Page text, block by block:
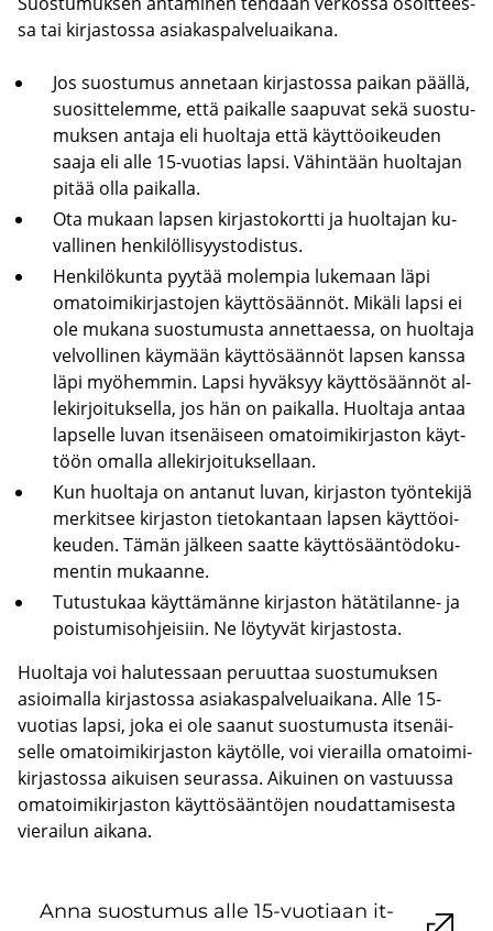
sa tai kir­jas­tos­sa asia­kas­pal­ve­luai­ka­na.
Jos suos­tu­mus an­ne­taan kir­jas­tos­sa pai­kan pääl­lä,
suo­sit­te­lem­me, että pai­kal­le saa­pu­vat sekä suos­tu­
muk­sen an­ta­ja eli huol­ta­ja että käyt­tö­oi­keu­den
saaja eli alle 15-​vuotias lapsi. Vä­hin­tään huol­ta­jan
pitää olla pai­kal­la.
Ota mu­kaan lap­sen kir­jas­to­kort­ti ja huol­ta­jan ku­
val­li­nen hen­ki­löl­li­syys­to­dis­tus.
Hen­ki­lö­kun­ta pyy­tää mo­lem­pia lu­ke­maan läpi
oma­toi­mi­kir­jas­to­jen käyt­tö­sään­nöt. Mi­kä­li lapsi ei
ole mu­ka­na suos­tu­mus­ta an­net­taes­sa, on huol­ta­ja
vel­vol­li­nen käy­mään käyt­tö­sään­nöt lap­sen kans­sa
läpi myö­hem­min. Lapsi hy­väk­syy käyt­tö­sään­nöt al­
le­kir­joi­tuk­sel­la, jos hän on pai­kal­la. Huol­ta­ja antaa
lap­sel­le luvan it­se­näi­seen oma­toi­mi­kir­jas­ton käyt­
töön omal­la al­le­kir­joi­tuk­sel­laan.
Kun huol­ta­ja on an­ta­nut luvan, kir­jas­ton työn­te­ki­jä
mer­kit­see kir­jas­ton tie­to­kan­taan lap­sen käyt­tö­oi­
keu­den. Tämän jäl­keen saat­te käyt­tö­sään­tö­do­ku­
men­tin mu­kaan­ne.
Tu­tus­tu­kaa käyt­tä­män­ne kir­jas­ton hätätilanne-​ ja
pois­tu­mis­oh­jei­siin. Ne löy­ty­vät kir­jas­tos­ta.
Huol­ta­ja voi ha­lu­tes­saan pe­ruut­taa suos­tu­muk­sen
asioi­mal­la kir­jas­tos­sa asia­kas­pal­ve­luai­ka­na. Alle 15-​
vuotias lapsi, joka ei ole saa­nut suos­tu­mus­ta it­se­näi­
sel­le oma­toi­mi­kir­jas­ton käy­töl­le, voi vie­rail­la oma­toi­mi­
kir­jas­tos­sa ai­kui­sen seu­ras­sa. Ai­kui­nen on vas­tuus­sa
oma­toi­mi­kir­jas­ton käyt­tö­sään­tö­jen nou­dat­ta­mi­ses­ta
vie­rai­lun ai­ka­na.
Anna suos­tu­mus alle 15-​vuotiaan it­